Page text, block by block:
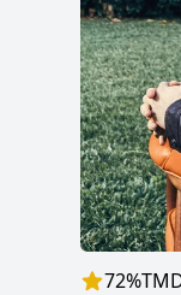
72%